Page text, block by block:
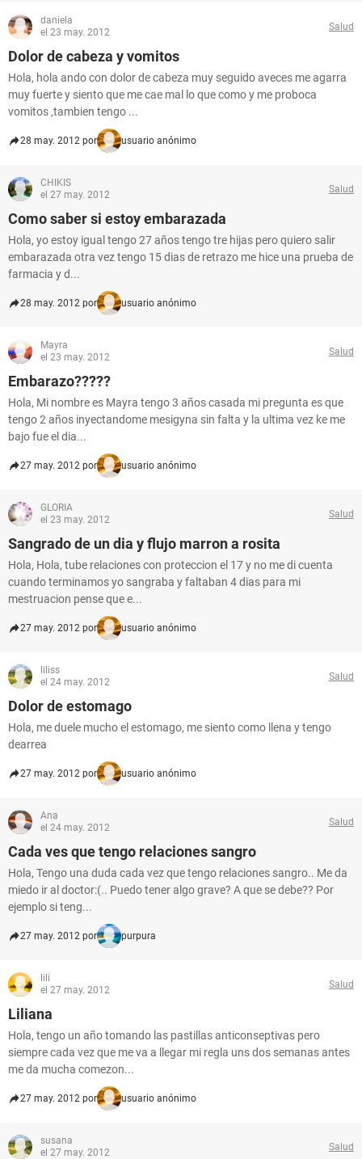
daniela
el 23 may. 2012
Salud
Dolor de cabeza y vomitos
Hola, hola ando con dolor de cabeza muy seguido aveces me agarra
muy fuerte y siento que me cae mal lo que como y me proboca
vomitos ,tambien tengo ...
28 may. 2012 por usuario anónimo
CHIKIS
el 27 may. 2012
Salud
Como saber si estoy embarazada
Hola, yo estoy igual tengo 27 años tengo tre hijas pero quiero salir
embarazada otra vez tengo 15 dias de retrazo me hice una prueba de
farmacia y d...
28 may. 2012 por usuario anónimo
Mayra
el 23 may. 2012
Salud
Embarazo?????
Hola, Mi nombre es Mayra tengo 3 años casada mi pregunta es que
tengo 2 años inyectandome mesigyna sin falta y la ultima vez ke me
bajo fue el dia...
27 may. 2012 por usuario anónimo
GLORIA
el 23 may. 2012
Salud
Sangrado de un dia y flujo marron a rosita
Hola, Hola, tube relaciones con proteccion el 17 y no me di cuenta
cuando terminamos yo sangraba y faltaban 4 dias para mi
mestruacion pense que e...
27 may. 2012 por usuario anónimo
liliss
el 24 may. 2012
Salud
Dolor de estomago
Hola, me duele mucho el estomago, me siento como llena y tengo
dearrea
27 may. 2012 por usuario anónimo
Ana
el 24 may. 2012
Salud
Cada ves que tengo relaciones sangro
Hola, Tengo una duda cada vez que tengo relaciones sangro.. Me da
miedo ir al doctor:(.. Puedo tener algo grave? A que se debe?? Por
ejemplo si teng...
27 may. 2012 por purpura
lili
el 27 may. 2012
Salud
Liliana
Hola, tengo un año tomando las pastillas anticonseptivas pero
siempre cada vez que me va a llegar mi regla uns dos semanas antes
me da mucha comezon...
27 may. 2012 por usuario anónimo
susana
el 27 may. 2012
Salud